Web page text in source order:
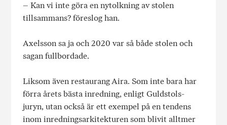
– Kan vi inte göra en nytolkning av stolen
tillsammans? föreslog han.
Axelsson sa ja och 2020 var så både stolen och
sagan fullbordade.
Liksom även restaurang Aira. Som inte bara har
förra årets bästa inredning, enligt Guldstols-
juryn, utan också är ett exempel på en tendens
inom inredningsarkitekturen som blivit alltmer